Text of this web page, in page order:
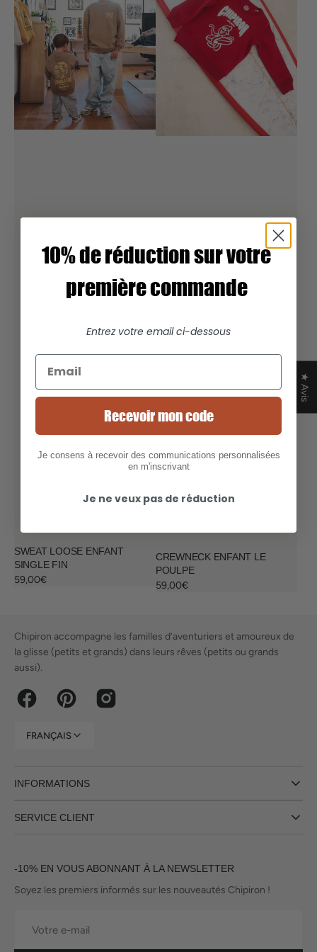
SWEAT LOOSE ENFANT
SINGLE FIN
Prix
59,00€
CREWNECK ENFANT LE
POULPE
Prix
59,00€
Chipiron accompagne les familles d’aventuriers et amoureux de
la glisse (petits et grands) dans leurs rêves (petits ou grands
aussi).
FacebookPinterest Instagram
FRANÇAIS
INFORMATIONS
SERVICE CLIENT
-10% EN VOUS ABONNANT À LA NEWSLETTER
Soyez les premiers informés sur les nouveautés Chipiron !
★ Avis
10% de réduction sur votre
première commande
Entrez votre email ci-dessous
Recevoir mon code
Je consens à recevoir des communications personnalisées
en m'inscrivant
Je ne veux pas de réduction